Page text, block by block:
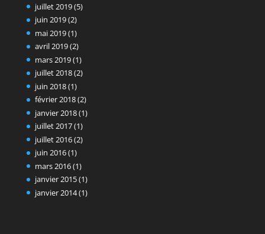
juillet 2019(5)
juin 2019(2)
mai 2019(1)
avril 2019(2)
mars 2019(1)
juillet 2018(2)
juin 2018(1)
février 2018(2)
janvier 2018(1)
juillet 2017(1)
juillet 2016(2)
juin 2016(1)
mars 2016(1)
janvier 2015(1)
janvier 2014(1)